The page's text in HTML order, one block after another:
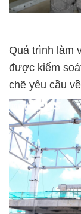
Quá trình làm
được kiểm
chẽ yêu cầu